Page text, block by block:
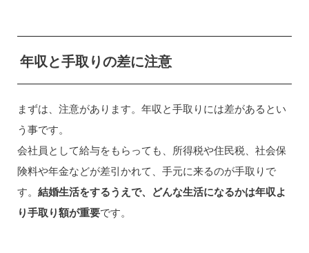
年収と手取りの差に注意
まずは、注意があります。年収と手取りには差があるとい
う事です。
会社員として給与をもらっても、所得税や住民税、社会保
険料や年金などが差引かれて、手元に来るのが手取りで
す。 結婚生活をするうえで、どんな生活になるかは年収よ
り手取り額が重要です。